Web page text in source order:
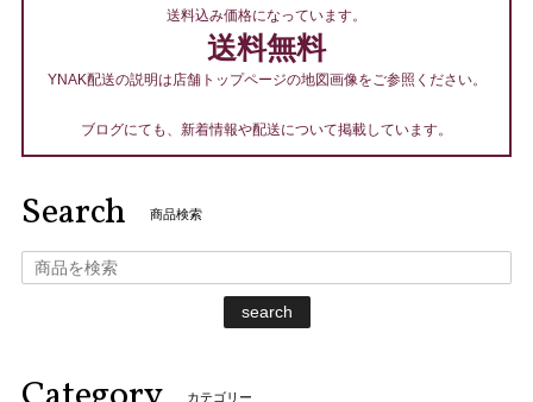
送料込み価格になっています。
送料無料
YNAK配送の説明は店舗トップページの地図画像をご参照ください。
ブログにても、新着情報や配送について掲載しています。
Search 商品検索
search
カテゴリー